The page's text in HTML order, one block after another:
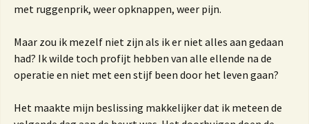
met ruggenprik, weer opknappen, weer pijn.
Maar zou ik mezelf niet zijn als ik er niet alles aan gedaan
had? Ik wilde toch profijt hebben van alle ellende na de
operatie en niet met een stijf been door het leven gaan?
Het maakte mijn beslissing makkelijker dat ik meteen de